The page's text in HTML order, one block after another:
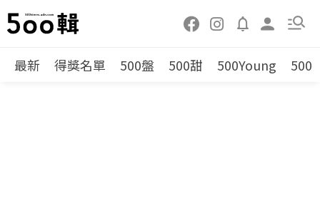
最新 得獎名單 500盤 500甜 500Young 500